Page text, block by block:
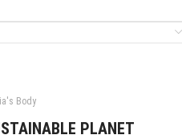
Body
PLANET